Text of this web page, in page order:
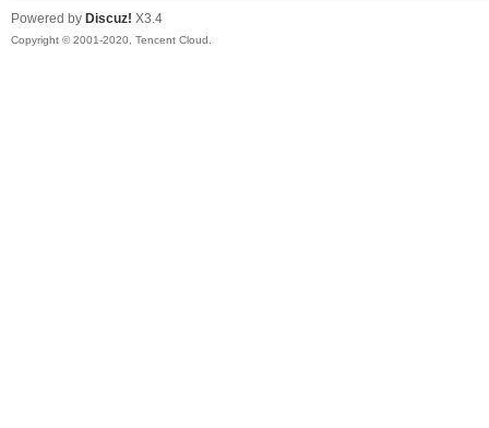
Powered by Discuz! X3.4
Copyright © 2001-2020, Tencent Cloud.